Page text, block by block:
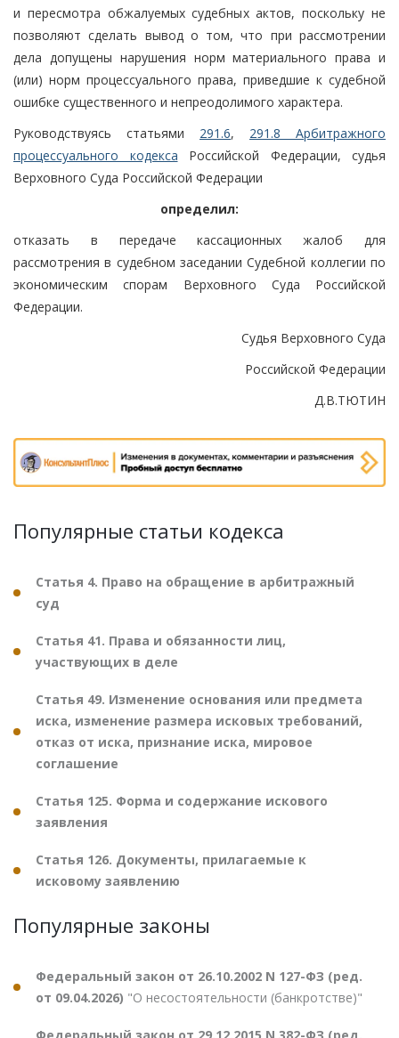
и пересмотра обжалуемых судебных актов, поскольку не
позволяют сделать вывод о том, что при рассмотрении
дела допущены нарушения норм материального права и
(или) норм процессуального права, приведшие к судебной
ошибке существенного и непреодолимого характера.
Руководствуясь статьями 291.6, 291.8 Арбитражного
процессуального кодекса Российской Федерации, судья
Верховного Суда Российской Федерации
определил:
отказать в передаче кассационных жалоб для
рассмотрения в судебном заседании Судебной коллегии по
экономическим спорам Верховного Суда Российской
Федерации.
Судья Верховного Суда
Российской Федерации
Д.В.ТЮТИН
Популярные статьи кодекса
Статья 4. Право на обращение в арбитражный
суд
Статья 41. Права и обязанности лиц,
участвующих в деле
Статья 49. Изменение основания или предмета
иска, изменение размера исковых требований,
отказ от иска, признание иска, мировое
соглашение
Статья 125. Форма и содержание искового
заявления
Статья 126. Документы, прилагаемые к
исковому заявлению
Популярные законы
Федеральный закон от 26.10.2002 N 127-ФЗ (ред.
от 09.04.2026) "О несостоятельности (банкротстве)"